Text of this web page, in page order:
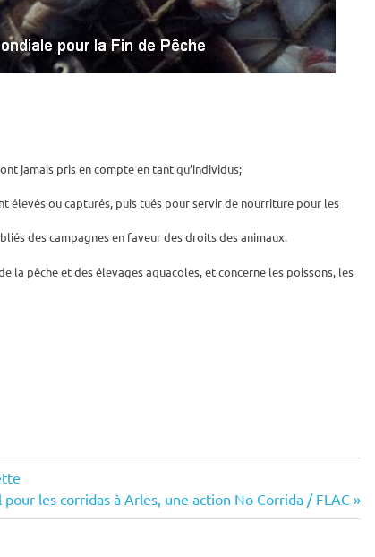
jamais pris en compte en tant qu’individus;
élevés ou capturés, puis tués pour servir de nourriture pour les
des campagnes en faveur des droits des animaux.
la pêche et des élevages aquacoles, et concerne les poissons, les
les corridas à Arles, une action No Corrida / FLAC